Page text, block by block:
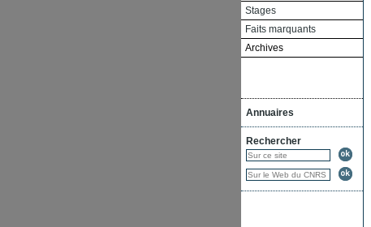
Stages
Faits marquants
Archives
Annuaires
Rechercher